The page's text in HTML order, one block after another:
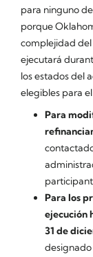
para ninguno
porque
complejidad
ejecutará
los estados del
elegibles para
Para
Para los
ejecución
31 de
designado